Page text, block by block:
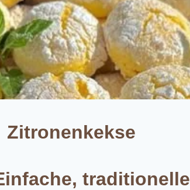
Zitronenkekse
traditionelle